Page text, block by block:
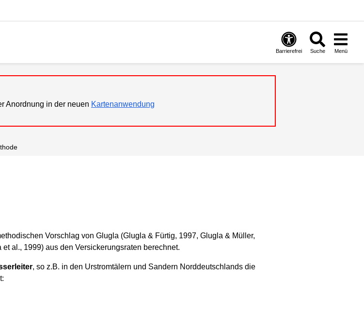
Barrierefrei Suche Menü
Anordnung in der neuen Kartenanwendung
Vorschlag von Glugla (Glugla & Fürtig, 1997, Glugla & Müller,
al., 1999) aus den Versickerungsraten berechnet.
, so z.B. in den Urstromtälern und Sandern Norddeutschlands die